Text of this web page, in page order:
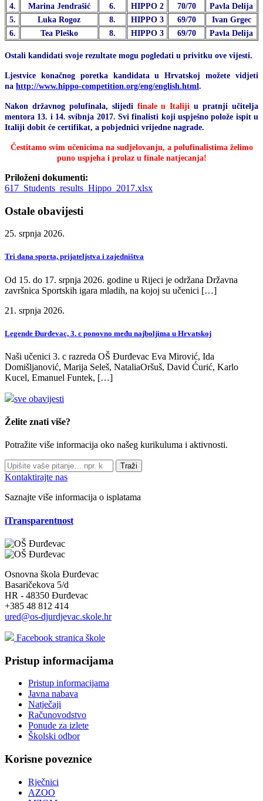
4.
Marina Jendrašić 6. HIPPO 2 70/70
Pavla Delija
5.
Luka Rogoz 8. HIPPO 3 69/70
Ivan Grgec
6.
Tea Pleško 8. HIPPO 3 69/70 Pavla Delija
Ostali kandidati svoje rezultate mogu pogledati u privitku ove vijesti.
Ljestvice konačnog poretka kandidata u Hrvatskoj možete vidjeti
na http://www.hippo-competition.org/eng/english.html .
Nakon državnog polufinala, slijedi finale u Italiji u pratnji učitelja
mentora 13. i 14. svibnja 2017. Svi finalisti koji uspješno polože ispit u
Italiji dobit će certifikat, a pobjednici vrijedne nagrade.
Čestitamo svim učenicima na sudjelovanju, a polufinalistima želimo
puno uspjeha i prolaz u finale natjecanja!
Priloženi dokumenti:
617_Students_results_Hippo_2017.xlsx
Ostale obavijesti
25. srpnja 2026.
Tri dana sporta, prijateljstva i zajedništva
Od 15. do 17. srpnja 2026. godine u Rijeci je održana Državna
završnica Sportskih igara mladih, na kojoj su učenici […]
21. srpnja 2026.
Legende Đurđevac, 3. c ponovno među najboljima u Hrvatskoj
Naši učenici 3. c razreda OŠ Đurđevac Eva Mirović, Ida
Domišljanović, Marija Seleš, NataliaOršuš, David Ćurić, Karlo
Kucel, Emanuel Funtek, […]
sve obavijesti
Želite znati više?
Potražite više informacija oko našeg kurikuluma i aktivnosti.
Traži
Kontaktirajte nas
Saznajte više informacija o isplatama
iTransparentnost
Osnovna škola Đurđevac
Basaričekova 5/d
HR - 48350 Đurđevac
+385 48 812 414
ured@os-djurdjevac.skole.hr
Facebook stranica škole
Pristup informacijama
Pristup informacijama
Javna nabava
Natječaji
Računovodstvo
Ponude za izlete
Školski odbor
Korisne poveznice
Rječnici
AZOO